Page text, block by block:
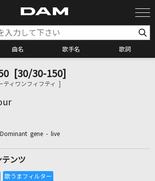
曲名 歌手名 歌詞
カラオケ検索
全国りれき
[30/30-150]
ティワンフィフティ ]
gene - live
ンツ